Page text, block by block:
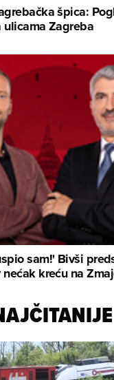
špica:
Zagreba
sam!' Bivši
kreću na